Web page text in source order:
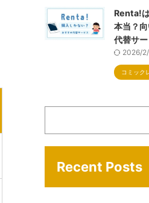
Renta!
本当？
代替サ
2026/2/
コミック
Recent Posts